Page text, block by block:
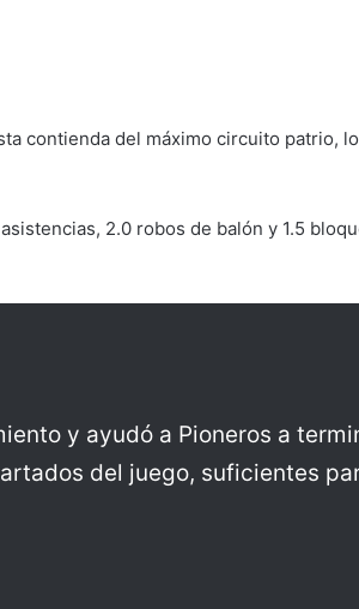
contienda del máximo circuito patrio,
2.0 robos de balón y 1.5
y ayudó a Pioneros a
del juego, suficientes